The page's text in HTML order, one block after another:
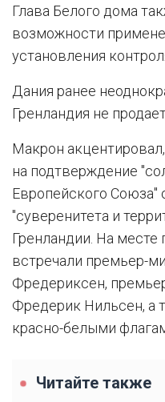
Глава Белого дома
возможности
установления
Дания ранее
Гренландия не
Макрон
на подтверждение
Европейского Союза"
"суверенитета и
Гренландии. На
встречали премьер-
Фредериксен,
Фредерик Нильсен, а
красно-белыми
Читайте также